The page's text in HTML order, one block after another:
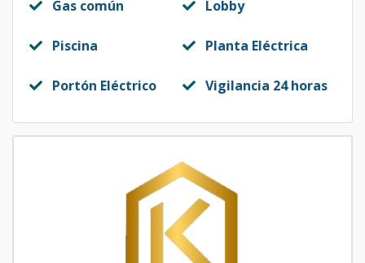
Gas común Lobby
Piscina Planta Eléctrica
Portón Eléctrico Vigilancia 24 horas